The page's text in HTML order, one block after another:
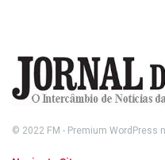
© 2022 FM - Premium WordPress